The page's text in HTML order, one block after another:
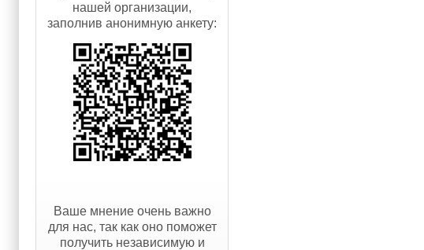
нашей организации,
заполнив анонимную анкету:
Ваше мнение очень важно
для нас, так как оно поможет
получить независимую и